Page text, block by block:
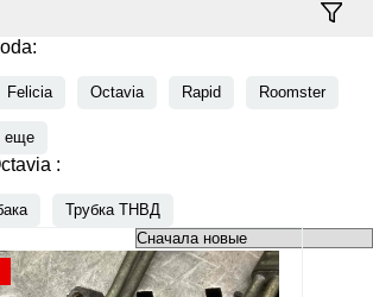
Felicia Octavia Rapid Roomster
еще
:
Трубка ТНВД